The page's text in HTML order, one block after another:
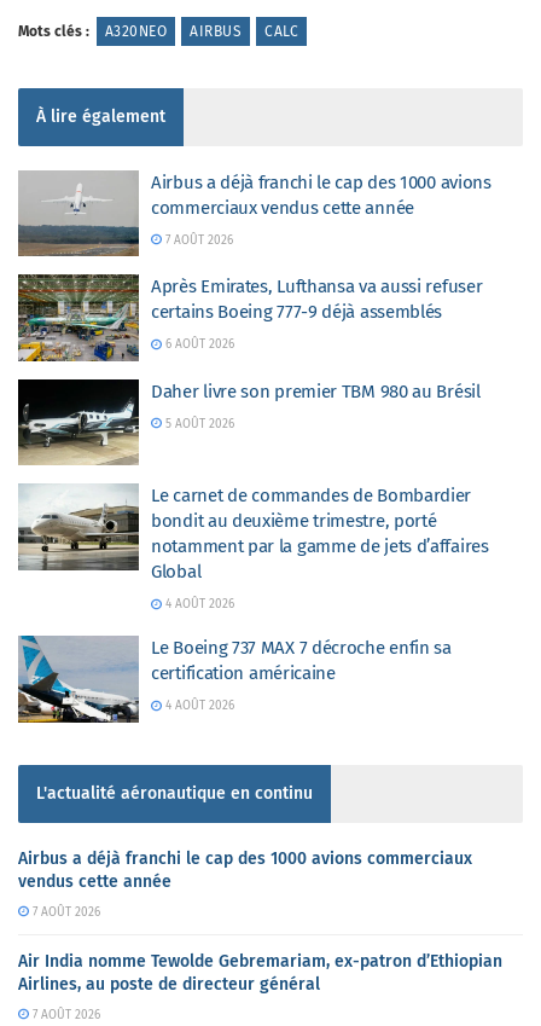
Mots clés : A320NEO AIRBUS CALC
À lire également
Airbus a déjà franchi le cap des 1000 avions
commerciaux vendus cette année
7 AOÛT 2026
Après Emirates, Lufthansa va aussi refuser
certains Boeing 777-9 déjà assemblés
6 AOÛT 2026
Daher livre son premier TBM 980 au Brésil
5 AOÛT 2026
Le carnet de commandes de Bombardier
bondit au deuxième trimestre, porté
notamment par la gamme de jets d’affaires
Global
4 AOÛT 2026
Le Boeing 737 MAX 7 décroche enfin sa
certification américaine
4 AOÛT 2026
L'actualité aéronautique en continu
Airbus a déjà franchi le cap des 1000 avions commerciaux
vendus cette année
7 AOÛT 2026
Air India nomme Tewolde Gebremariam, ex-patron d’Ethiopian
Airlines, au poste de directeur général
7 AOÛT 2026